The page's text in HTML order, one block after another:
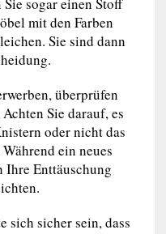
mit den Farben
Sie sind dann
überprüfen
Sie darauf, es
oder nicht das
ein neues
Ihre Enttäuschung
sich sicher sein, dass